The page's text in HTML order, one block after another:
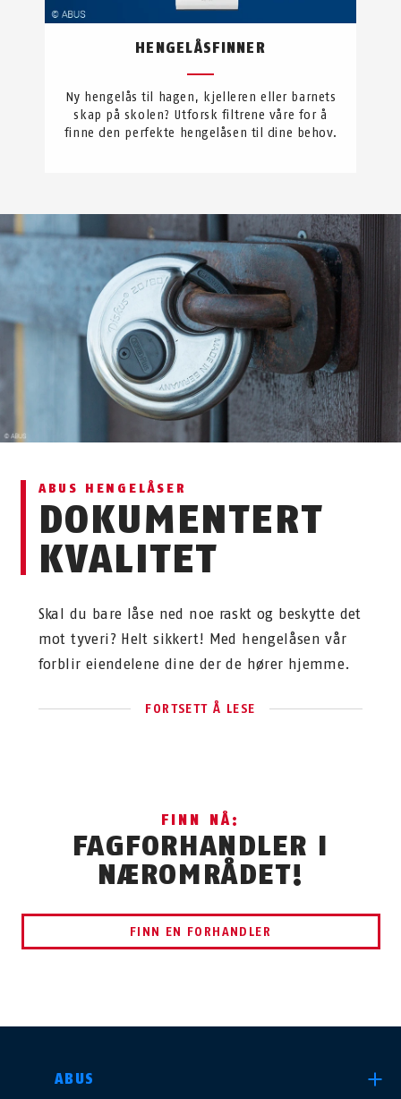
HENGELÅSFINNER
Ny hengelås til hagen, kjelleren eller barnets
skap på skolen? Utforsk filtrene våre for å
finne den perfekte hengelåsen til dine behov.
ABUS HENGELÅSER
DOKUMENTERT
KVALITET
Skal du bare låse ned noe raskt og beskytte det
mot tyveri? Helt sikkert! Med hengelåsen vår
forblir eiendelene dine der de hører hjemme.
FORTSETT Å LESE
FINN NÅ:
FAGFORHANDLER I
NÆROMRÅDET!
FINN EN FORHANDLER
ABUS
VELG LAND